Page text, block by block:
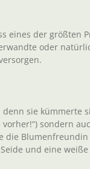
eines der größten
oder
sie kümmerte
sondern
Blumenfreundin
und eine